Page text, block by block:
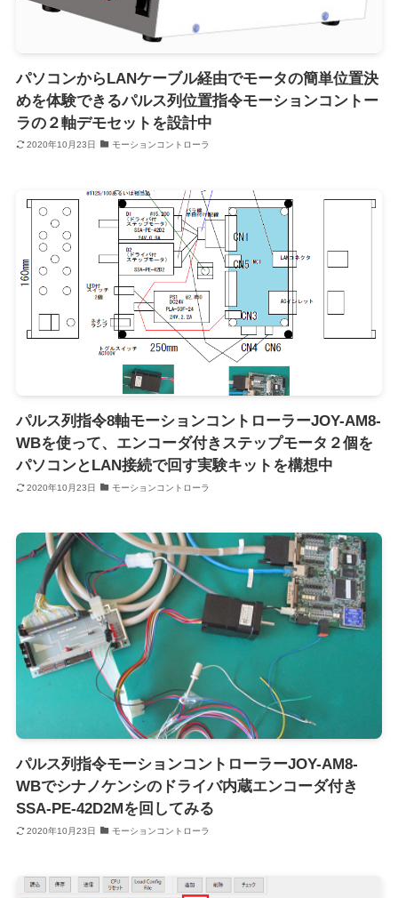
パソコンからLANケーブル経由でモータの簡単位置決
めを体験できるパルス列位置指令モーションコントー
ラの２軸デモセットを設計中
2020年10月23日 モーションコントローラ
パルス列指令8軸モーションコントローラーJOY-AM8-
WBを使って、エンコーダ付きステップモータ２個を
パソコンとLAN接続で回す実験キットを構想中
2020年10月23日 モーションコントローラ
パルス列指令モーションコントローラーJOY-AM8-
WBでシナノケンシのドライバ内蔵エンコーダ付き
SSA-PE-42D2Mを回してみる
2020年10月23日 モーションコントローラ